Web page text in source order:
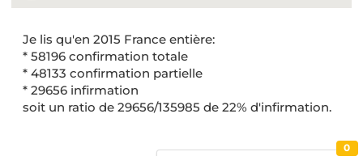
Je lis qu'en 2015 France entière:
* 58196 confirmation totale
* 48133 confirmation partielle
* 29656 infirmation
soit un ratio de 29656/135985 de 22% d'infirmation.
0